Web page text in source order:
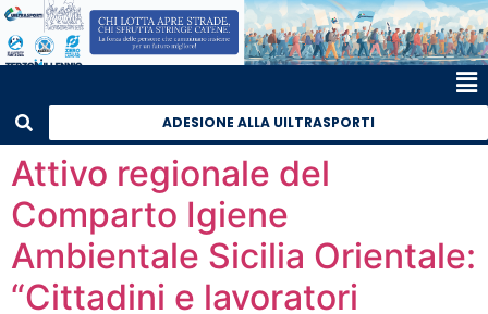
ADESIONE ALLA UILTRASPORTI
Attivo regionale del
Comparto Igiene
Ambientale Sicilia Orientale:
“Cittadini e lavoratori